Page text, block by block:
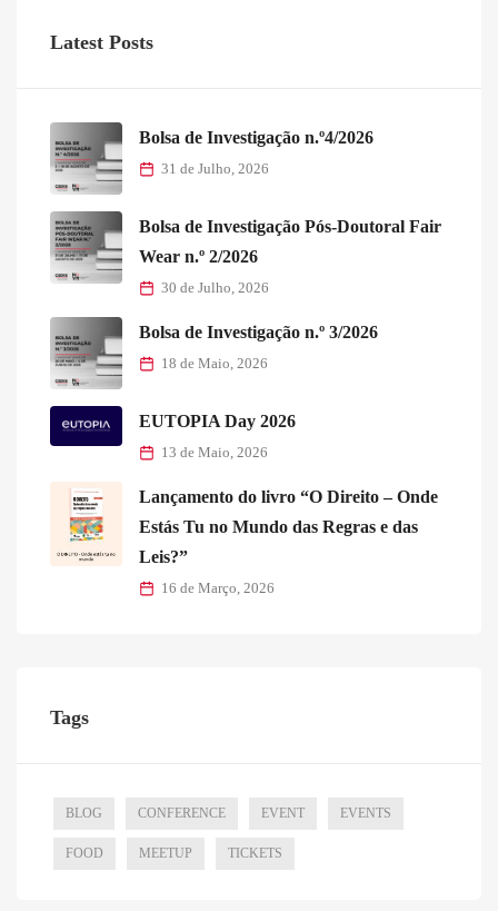
Latest Posts
Bolsa de Investigação n.º4/2026
31 de Julho, 2026
Bolsa de Investigação Pós-Doutoral Fair
Wear n.º 2/2026
30 de Julho, 2026
Bolsa de Investigação n.º 3/2026
18 de Maio, 2026
EUTOPIA Day 2026
13 de Maio, 2026
Lançamento do livro “O Direito – Onde
Estás Tu no Mundo das Regras e das
Leis?”
16 de Março, 2026
Tags
BLOG CONFERENCE EVENT EVENTS
FOOD MEETUP TICKETS